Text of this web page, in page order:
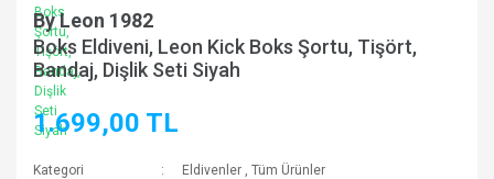
By Leon 1982
Boks Eldiveni, Leon Kick Boks Şortu, Tişört,
Bandaj, Dişlik Seti Siyah
1.699,00 TL
Kategori Eldivenler ,Tüm Ürünler